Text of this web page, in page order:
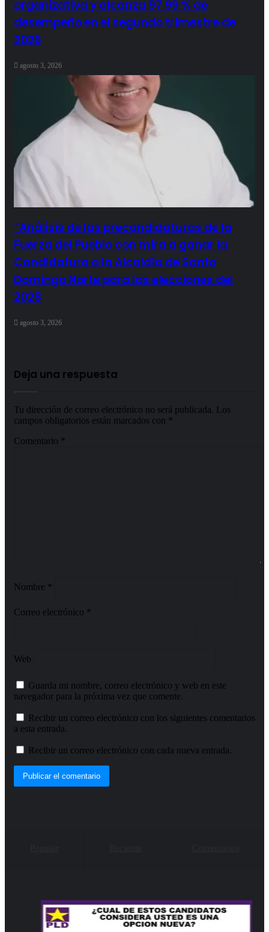
organizativa y alcanza 97.99 % de
desempeño en el segundo trimestre de
2026
agosto 3, 2026
“Análisis de las precandidaturas de la
Fuerza del Pueblo con mira a ganar la
Candidatura a la Alcaldía de Santo
Domingo Norte para las elecciones del
2028
agosto 3, 2026
Deja una respuesta
Tu dirección de correo electrónico no será publicada. Los
campos obligatorios están marcados con *
Comentario *
Nombre *
Correo electrónico *
Web
Guarda mi nombre, correo electrónico y web en este
navegador para la próxima vez que comente.
Recibir un correo electrónico con los siguientes comentarios
a esta entrada.
Recibir un correo electrónico con cada nueva entrada.